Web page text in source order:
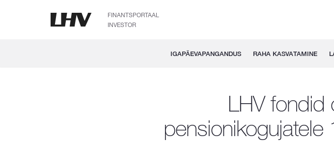
FINANTSPORTAAL
INVESTOR
IGAPÄEVAPANGANDUS RAHA KASVATAMINE
LHV fondid